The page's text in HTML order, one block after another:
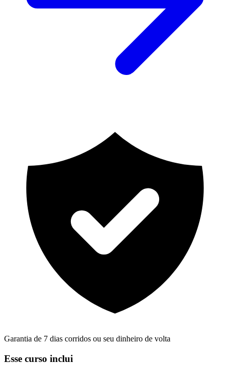
Garantia de 7 dias corridos ou seu dinheiro de volta
Esse curso inclui